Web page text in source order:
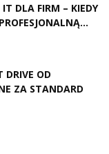
DLA FIRM – KIEDY
DRIVE OD
ZA STANDARD